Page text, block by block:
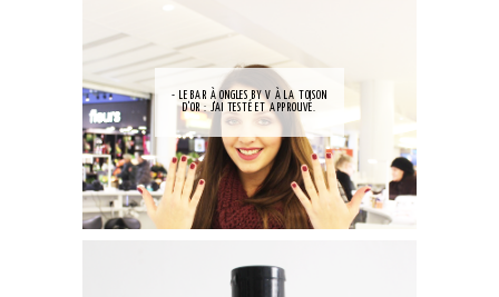
- LE BAR À ONGLES BY V À LA TOISON
D'OR : J'AI TESTÉ ET APPROUVÉ.